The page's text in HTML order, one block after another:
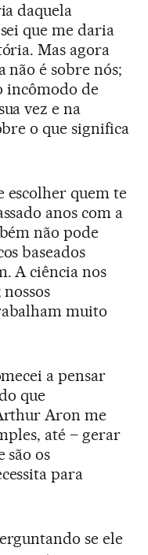
daquela
que me daria
Mas agora
não é sobre nós;
incômodo de
vez e na
o que significa
escolher quem te
anos com a
não pode
baseados
A ciência nos
muito
a pensar
que
Aron me
até – gerar
são os
para
se ele